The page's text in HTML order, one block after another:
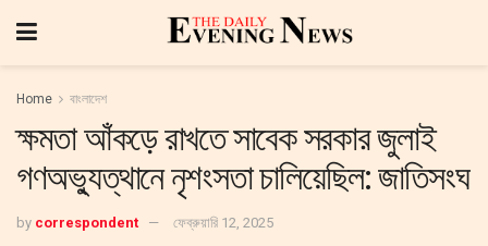
Home বাংলাদেশ
ক্ষমতা আঁকড়ে রাখতে সাবেক সরকার জুলাই
গণঅভ্যুত্থানে নৃশংসতা চালিয়েছিল: জাতিসংঘ
by correspondent ফেব্রুয়ারি 12, 2025